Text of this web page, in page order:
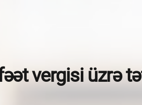
vergisi üzrə